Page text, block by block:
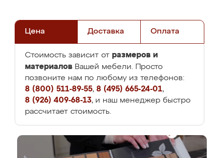
Цена Доставка Оплата
Стоимость зависит от размеров и
материалов Вашей мебели. Просто
позвоните нам по любому из телефонов:
8 (800) 511-89-55, 8 (495) 665-24-01,
8 (926) 409-68-13, и наш менеджер быстро
рассчитает стоимость.